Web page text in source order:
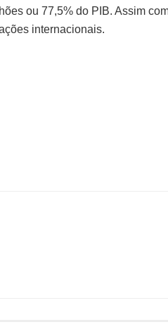
ou 77,5% do PIB. Assim
internacionais.